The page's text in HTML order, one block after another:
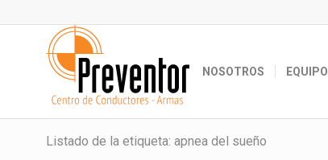
NOSOTROS EQUIPO
Listado de la etiqueta: apnea del sueño